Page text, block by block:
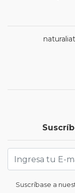
Suscríbase a